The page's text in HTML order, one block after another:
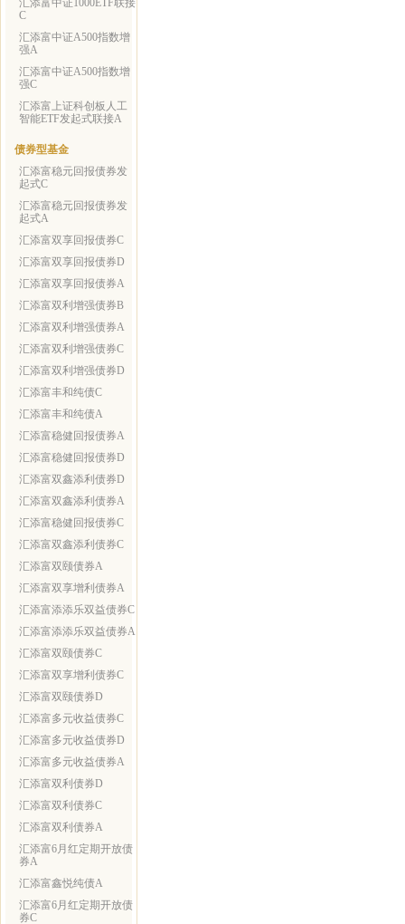
汇添富中证1000ETF联接
C
汇添富中证A500指数增
强A
汇添富中证A500指数增
强C
汇添富上证科创板人工
智能ETF发起式联接A
债券型基金
汇添富稳元回报债券发
起式C
汇添富稳元回报债券发
起式A
汇添富双享回报债券C
汇添富双享回报债券D
汇添富双享回报债券A
汇添富双利增强债券B
汇添富双利增强债券A
汇添富双利增强债券C
汇添富双利增强债券D
汇添富丰和纯债C
汇添富丰和纯债A
汇添富稳健回报债券A
汇添富稳健回报债券D
汇添富双鑫添利债券D
汇添富双鑫添利债券A
汇添富稳健回报债券C
汇添富双鑫添利债券C
汇添富双颐债券A
汇添富双享增利债券A
汇添富添添乐双益债券C
汇添富添添乐双益债券A
汇添富双颐债券C
汇添富双享增利债券C
汇添富双颐债券D
汇添富多元收益债券C
汇添富多元收益债券D
汇添富多元收益债券A
汇添富双利债券D
汇添富双利债券C
汇添富双利债券A
汇添富6月红定期开放债
券A
汇添富鑫悦纯债A
汇添富6月红定期开放债
券C